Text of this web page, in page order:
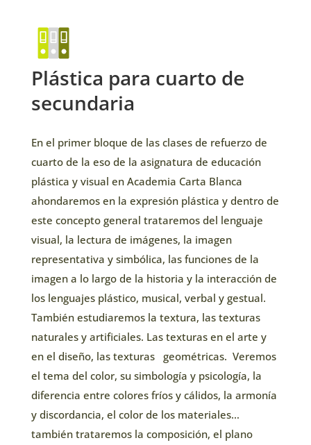
Plástica para cuarto de
secundaria
En el primer bloque de las clases de refuerzo de
cuarto de la eso de la asignatura de educación
plástica y visual en Academia Carta Blanca
ahondaremos en la expresión plástica y dentro de
este concepto general trataremos del lenguaje
visual, la lectura de imágenes, la imagen
representativa y simbólica, las funciones de la
imagen a lo largo de la historia y la interacción de
los lenguajes plástico, musical, verbal y gestual.
También estudiaremos la textura, las texturas
naturales y artificiales. Las texturas en el arte y
en el diseño, las texturas geométricas. Veremos
el tema del color, su simbología y psicología, la
diferencia entre colores fríos y cálidos, la armonía
y discordancia, el color de los materiales…
también trataremos la composición, el plano